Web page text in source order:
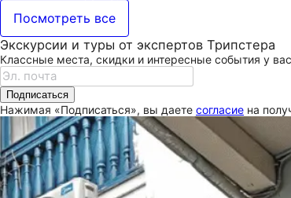
Посмотреть все
Экскурсии и туры от экспертов Трипстера
Классные места, скидки и интересные события у вас
Подписаться
Нажимая «Подписаться», вы даете согласие на